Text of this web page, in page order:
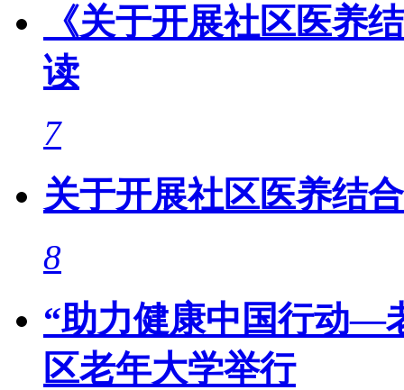
《关于开展社区医养
读
7
关于开展社区医养结
8
“助力健康中国行动—
区老年大学举行